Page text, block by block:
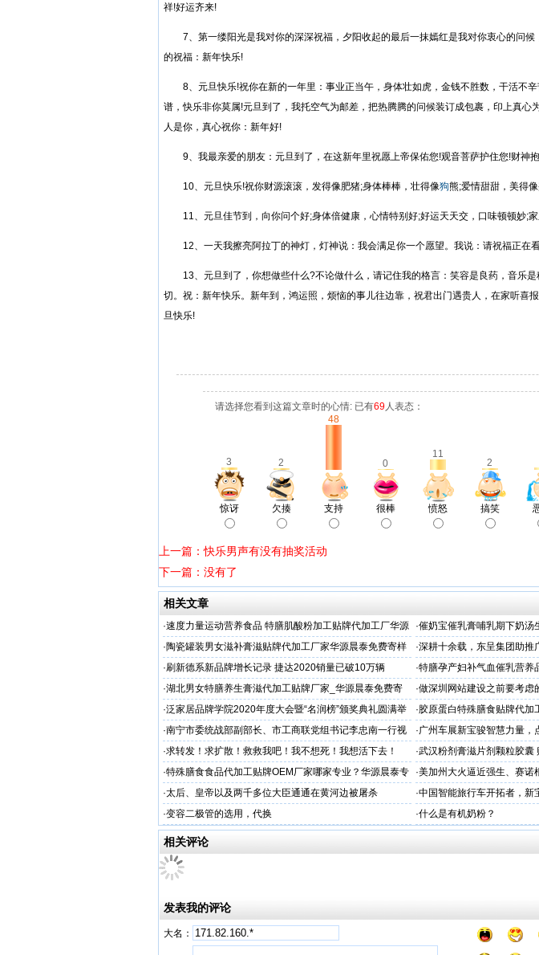
祥!好运齐来!
7、第一缕阳光是我对你的深深祝福，夕阳收起的最后一抹嫣红是我对你衷心的问候
的祝福：新年快乐!
8、元旦快乐!祝你在新的一年里：事业正当午，身体壮如虎，金钱不胜数，干活不辛
谱，快乐非你莫属!元旦到了，我托空气为邮差，把热腾腾的问候装订成包裹，印上真心
人是你，真心祝你：新年好!
9、我最亲爱的朋友：元旦到了，在这新年里祝愿上帝保佑您!观音菩萨护住您!财神
10、元旦快乐!祝你财源滚滚，发得像肥猪;身体棒棒，壮得像狗熊;爱情甜甜，美得
11、元旦佳节到，向你问个好;身体倍健康，心情特别好;好运天天交，口味顿顿妙;家
12、一天我擦亮阿拉丁的神灯，灯神说：我会满足你一个愿望。我说：请祝福正在
13、元旦到了，你想做些什么?不论做什么，请记住我的格言：笑容是良药，音乐是
切。祝：新年快乐。新年到，鸿运照，烦恼的事儿往边靠，祝君出门遇贵人，在家听喜
旦快乐!
请选择您看到这篇文章时的心情: 已有69人表态：
3 2
48
0
11
2
惊讶 欠揍 支持 很棒 愤怒 搞笑
上一篇：快乐男声有没有抽奖活动
下一篇：没有了
相关文章
·速度力量运动营养食品 特膳肌酸粉加工贴牌代加工厂华源
晨泰
·催奶宝催乳膏哺乳期下奶汤
代加工
·陶瓷罐装男女滋补膏滋贴牌代加工厂家华源晨泰免费寄样
品
·深耕十余载，东呈集团助推
·刷新德系新品牌增长记录 捷达2020销量已破10万辆 ·特膳孕产妇补气血催乳营养
费寄样品
·湖北男女特膳养生膏滋代加工贴牌厂家_华源晨泰免费寄
样品
·做深圳网站建设之前要考虑
·泛家居品牌学院2020年度大会暨“名润榜”颁奖典礼圆满举
行
·胶原蛋白特殊膳食贴牌代
费寄样
·南宁市委统战部副部长、市工商联党组书记李忠南一行视
察添恩特公司
·广州车展新宝骏智慧力量，
·求转发！求扩散！救救我吧！我不想死！我想活下去！ ·武汉粉剂膏滋片剂颗粒胶囊
贴牌
·特殊膳食食品代加工贴牌OEM厂家哪家专业？华源晨泰专
业贴牌
·美加州大火逼近强生、赛诺
·太后、皇帝以及两千多位大臣通通在黄河边被屠杀 ·中国智能旅行车开拓者，新
国瓦罐文化
·变容二极管的选用，代换 ·什么是有机奶粉？
相关评论
发表我的评论
大名：